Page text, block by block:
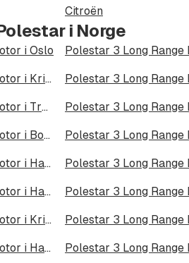
Citroën
i Norge
i Oslo
Polestar 3 Long Range Dual Motor i Kristiansand
Polestar 3 Long Range Dual Motor i Tromsø
Polestar 3 Long Range Dual Motor i Bodø
Polestar 3 Long Range Dual Motor i Halden
Polestar 3 Long Range Dual Motor i Harstad
Polestar 3 Long Range Dual Motor i Kristiansund
Polestar 3 Long Range Dual Motor i Haugesund Polestar 3 Long